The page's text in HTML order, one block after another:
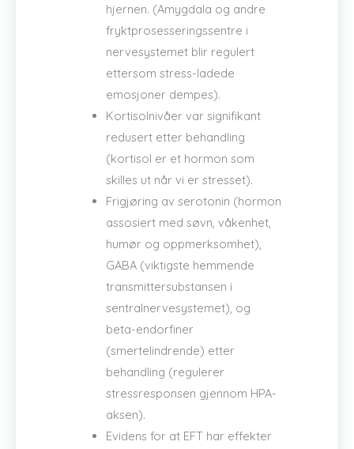
hjernen. (Amygdala og andre
fryktprosesseringssentre i
nervesystemet blir regulert
ettersom stress-ladede
emosjoner dempes).
Kortisolnivåer var signifikant
redusert etter behandling
(kortisol er et hormon som
skilles ut når vi er stresset).
Frigjøring av serotonin (hormon
assosiert med søvn, våkenhet,
humør og oppmerksomhet),
GABA (viktigste hemmende
transmittersubstansen i
sentralnervesystemet), og
beta-endorfiner
(smertelindrende) etter
behandling (regulerer
stressresponsen gjennom HPA-
aksen).
Evidens for at EFT har effekter